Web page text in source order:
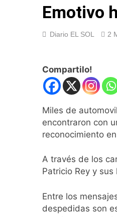
Emotivo
Diario EL SOL 2
Compartilo!
Miles de
encontraron con
reconocimiento
A través de los
Patricio Rey y
Entre los
despedidas son